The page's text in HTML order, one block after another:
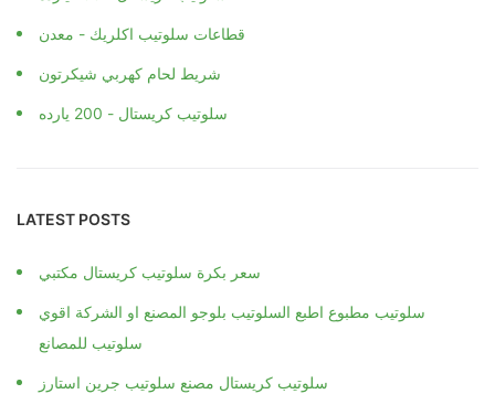
قطاعات سلوتيب اكلريك - معدن
شريط لحام كهربي شيكرتون
سلوتيب كريستال - 200 يارده
LATEST POSTS
سعر بكرة سلوتيب كريستال مكتبي
سلوتيب مطبوع اطبع السلوتيب بلوجو المصنع او الشركة اقوي
سلوتيب للمصانع
سلوتيب كريستال مصنع سلوتيب جرين استارز